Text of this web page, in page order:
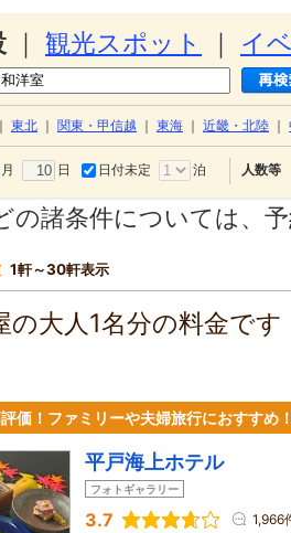
観光スポット イ
東北 関東・甲信越 東海 近畿・北陸
月 日 日付未定 泊 人数等
の諸条件については、
1軒～30軒表示
の大人1名分の料金で
価！ファミリーや夫婦旅行におすすめ
平戸海上ホテル
フォトギャラリー
3.7 1,966